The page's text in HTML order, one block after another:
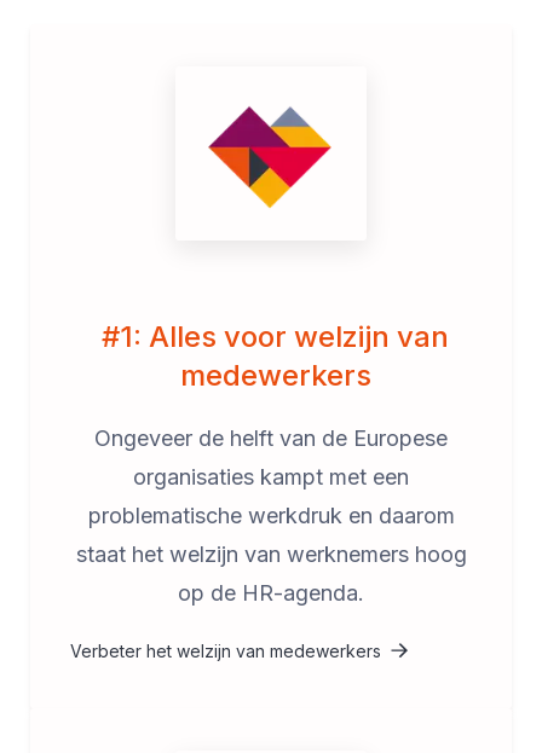
#1: Alles voor welzijn van
medewerkers
Ongeveer de helft van de Europese
organisaties kampt met een
problematische werkdruk en daarom
staat het welzijn van werknemers hoog
op de HR-agenda.
Verbeter het welzijn van medewerkers